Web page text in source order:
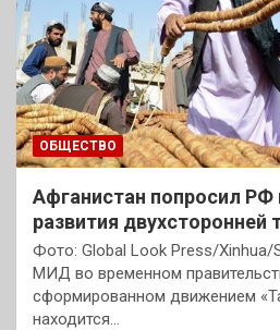
ОБЩЕСТВО
Афганистан попросил РФ
развития двухсторонней
Фото: Global Look Press/Xinhua/
МИД во временном
сформированном движением
находится…